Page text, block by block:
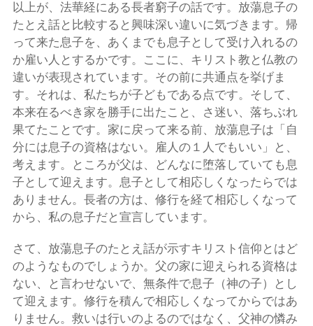
以上が、法華経にある長者窮子の話です。放蕩息子の
たとえ話と比較すると興味深い違いに気づきます。帰
って来た息子を、あくまでも息子として受け入れるの
か雇い人とするかです。ここに、キリスト教と仏教の
違いが表現されています。その前に共通点を挙げま
す。それは、私たちが子どもである点です。そして、
本来在るべき家を勝手に出たこと、さ迷い、落ちぶれ
果てたことです。家に戻って来る前、放蕩息子は「自
分には息子の資格はない。雇人の１人でもいい」と、
考えます。ところが父は、どんなに堕落していても息
子として迎えます。息子として相応しくなったらでは
ありません。長者の方は、修行を経て相応しくなって
から、私の息子だと宣言しています。
さて、放蕩息子のたとえ話が示すキリスト信仰とはど
のようなものでしょうか。父の家に迎えられる資格は
ない、と言わせないで、無条件で息子（神の子）とし
て迎えます。修行を積んで相応しくなってからではあ
りません。救いは行いのよるのではなく、父神の憐み